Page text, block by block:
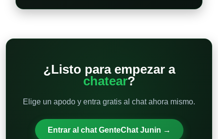
¿Listo para empezar a
chatear?
Elige un apodo y entra gratis al chat ahora mismo.
Entrar al chat GenteChat Junin →